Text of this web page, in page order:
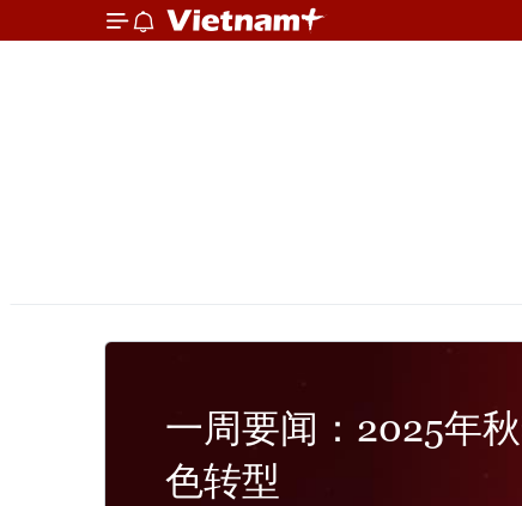
一周要闻：2025年
色转型